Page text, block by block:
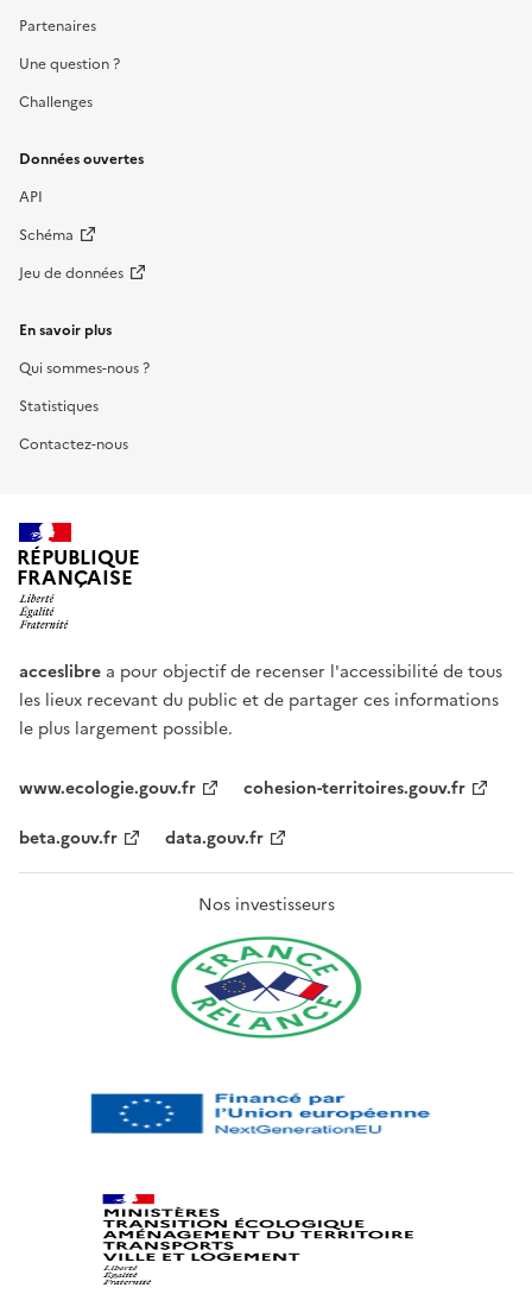
Partenaires
Une question ?
Challenges
Données ouvertes
API
Schéma
Jeu de données
En savoir plus
Qui sommes-nous ?
Statistiques
Contactez-nous
RÉPUBLIQUE
FRANÇAISE
acceslibre a pour objectif de recenser l'accessibilité de tous
les lieux recevant du public et de partager ces informations
le plus largement possible.
www.ecologie.gouv.fr
cohesion-territoires.gouv.fr
beta.gouv.fr
data.gouv.fr
Nos investisseurs